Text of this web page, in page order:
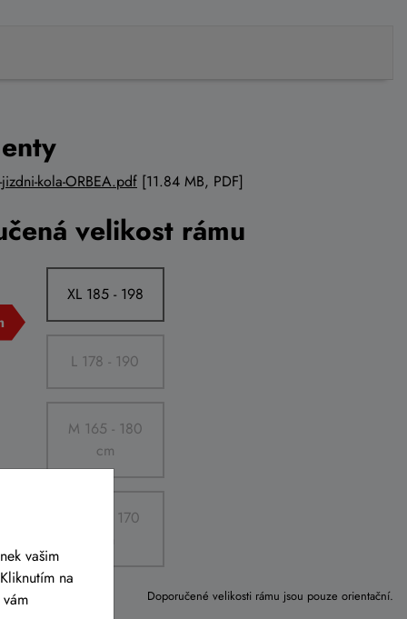
kola-ORBEA.pdf [11.84 MB, PDF]
velikost rámu
XL 185 - 198
L 178 - 190
M 165 - 180
cm
S 155 - 170
Doporučené velikosti rámu jsou pouze orientační.
vašim
na